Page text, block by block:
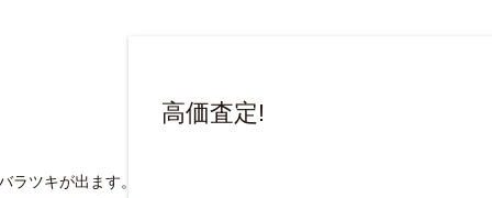
高価査定!
ラツキが出ます。